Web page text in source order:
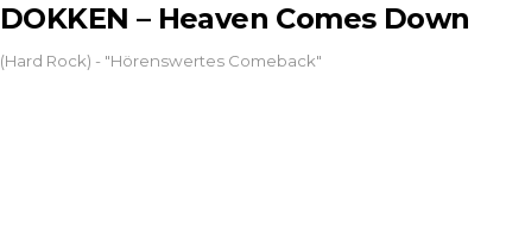
DOKKEN – Heaven Comes Down
(Hard Rock) - "Hörenswertes Comeback"